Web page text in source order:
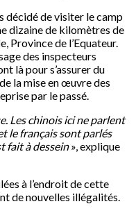
décidé de visiter le camp
dizaine de kilomètres de
Province de l’Equateur.
des inspecteurs
là pour s’assurer du
la mise en œuvre des
par le passé.
Les chinois ici ne parlent
le français sont parlés
fait à dessein», explique
à l’endroit de cette
de nouvelles illégalités.